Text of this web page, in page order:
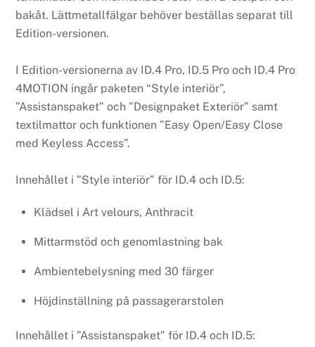
bakåt. Lättmetallfälgar behöver beställas separat till
Edition-versionen.
I Edition-versionerna av ID.4 Pro, ID.5 Pro och ID.4 Pro
4MOTION ingår paketen “Style interiör”,
”Assistanspaket” och ”Designpaket Exteriör” samt
textilmattor och funktionen ”Easy Open/Easy Close
med Keyless Access”.
Innehållet i ”Style interiör” för ID.4 och ID.5:
Klädsel i Art velours, Anthracit
Mittarmstöd och genomlastning bak
Ambientebelysning med 30 färger
Höjdinställning på passagerarstolen
Innehållet i ”Assistanspaket” för ID.4 och ID.5: